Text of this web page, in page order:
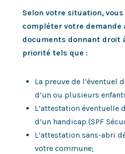
Selon votre situation,
compléter votre demande
documents donnant droit
priorité tels que :
La preuve de l’éventuel
d’un ou plusieurs
L’attestation éventuelle
d’un handicap (SPF
L’attestation sans-abri
votre commune;